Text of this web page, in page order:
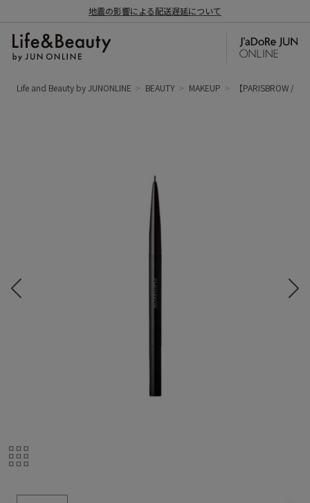
地震の影響による配送遅延について
Life and Beauty by JUNONLINE BEAUTY MAKEUP 【PARISBROW /